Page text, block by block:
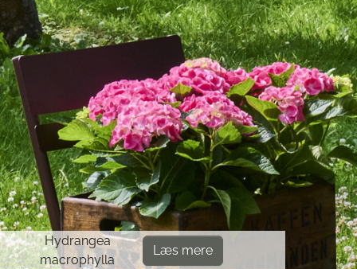
Hydrangea
macrophylla
Læs mere